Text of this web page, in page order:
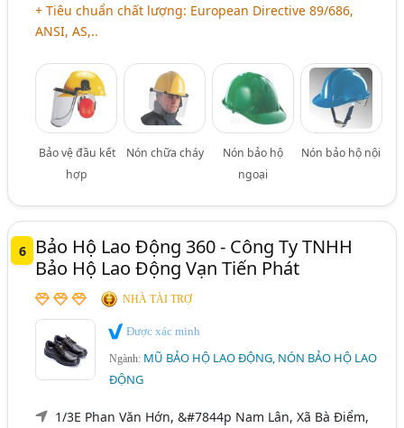
+ Tiêu chuẩn chất lượng: European Directive 89/686,
ANSI, AS,..
Bảo vệ đầu kết
hợp
Nón chữa cháy
Nón bảo hộ
ngoại
Nón bảo hộ nội
6
Bảo Hộ Lao Động 360 - Công Ty TNHH
Bảo Hộ Lao Động Vạn Tiến Phát
NHÀ TÀI TRỢ
Được xác minh
Ngành: MŨ BẢO HỘ LAO ĐỘNG, NÓN BẢO HỘ LAO
ĐỘNG
1/3E Phan Văn Hớn, &#7844p Nam Lân, Xã Bà Điểm,